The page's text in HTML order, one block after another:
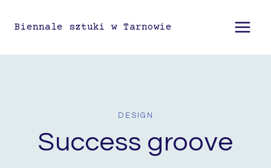
Biennale sztuki w Tarnowie
DESIGN
Success groove